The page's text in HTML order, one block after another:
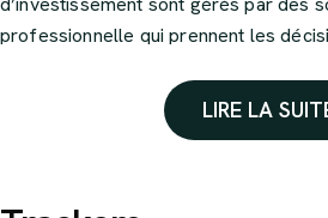
professionnelle qui prennent les
fonds reçoivent des parts, dont la
la performance des investissements
LIRE LA